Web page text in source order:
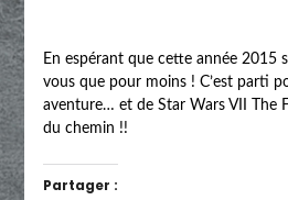
En espérant que cette année 2015
vous que pour moins ! C’est parti
aventure… et de Star Wars VII The
du chemin !!
Partager :